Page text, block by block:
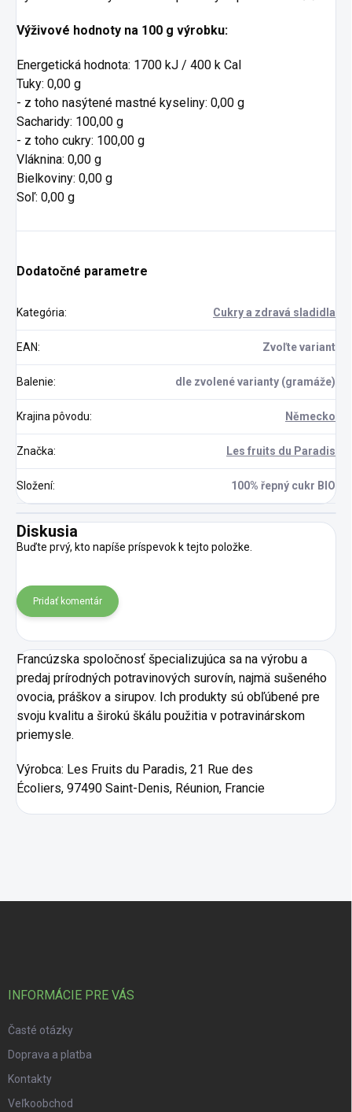
Výživové hodnoty na 100 g výrobku:
Energetická hodnota: 1700 kJ / 400 k Cal
Tuky: 0,00 g
- z toho nasýtené mastné kyseliny: 0,00 g
Sacharidy: 100,00 g
- z toho cukry: 100,00 g
Vláknina: 0,00 g
Bielkoviny: 0,00 g
Soľ: 0,00 g
Dodatočné parametre
Kategória: Cukry a zdravá sladidla
EAN: Zvoľte variant
Balenie: dle zvolené varianty (gramáže)
Krajina pôvodu: Německo
Značka: Les fruits du Paradis
Složení: 100% řepný cukr BIO
Diskusia
Buďte prvý, kto napíše príspevok k tejto položke.
Pridať komentár
Francúzska spoločnosť špecializujúca sa na výrobu a
predaj prírodných potravinových surovín, najmä sušeného
ovocia, práškov a sirupov. Ich produkty sú obľúbené pre
svoju kvalitu a širokú škálu použitia v potravinárskom
priemysle.
Výrobca: Les Fruits du Paradis, 21 Rue des
Écoliers, 97490 Saint-Denis, Réunion, Francie
INFORMÁCIE PRE VÁS
Časté otázky
Doprava a platba
Kontakty
Veľkoobchod